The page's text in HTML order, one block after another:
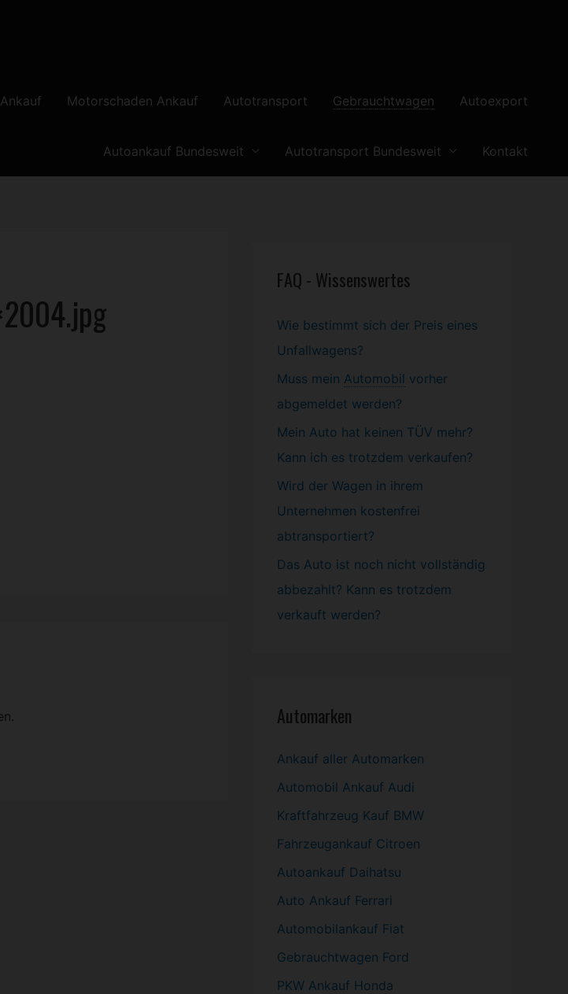
Motorschaden Ankauf Autotransport Gebrauchtwagen Autoexport
Autoankauf Bundesweit Autotransport Bundesweit Kontakt
FAQ - Wissenswertes
Wie bestimmt sich der Preis eines
Unfallwagens?
Muss mein Automobil vorher
abgemeldet werden?
Mein Auto hat keinen TÜV mehr?
Kann ich es trotzdem verkaufen?
Wird der Wagen in ihrem
Unternehmen kostenfrei
abtransportiert?
Das Auto ist noch nicht vollständig
abbezahlt? Kann es trotzdem
verkauft werden?
Automarken
Ankauf aller Automarken
Automobil Ankauf Audi
Kraftfahrzeug Kauf BMW
Fahrzeugankauf Citroen
Autoankauf Daihatsu
Auto Ankauf Ferrari
Automobilankauf Fiat
Gebrauchtwagen Ford
PKW Ankauf Honda